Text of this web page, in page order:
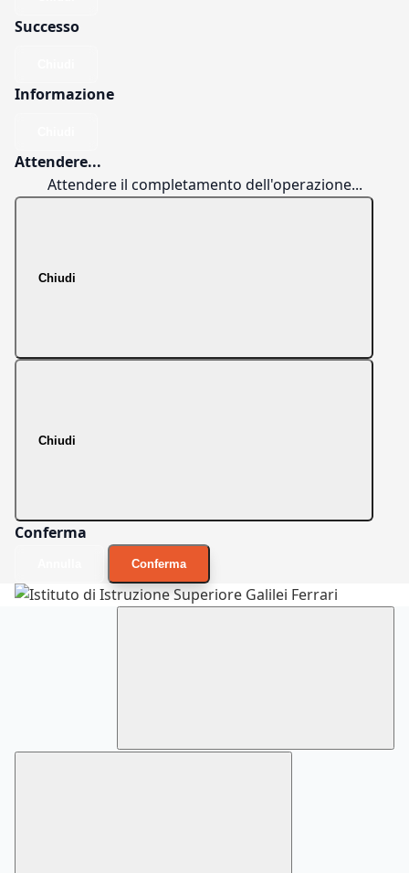
Successo
Informazione
Attendere...
Attendere il completamento dell'operazione...
Chiudi
Chiudi
Conferma
Conferma